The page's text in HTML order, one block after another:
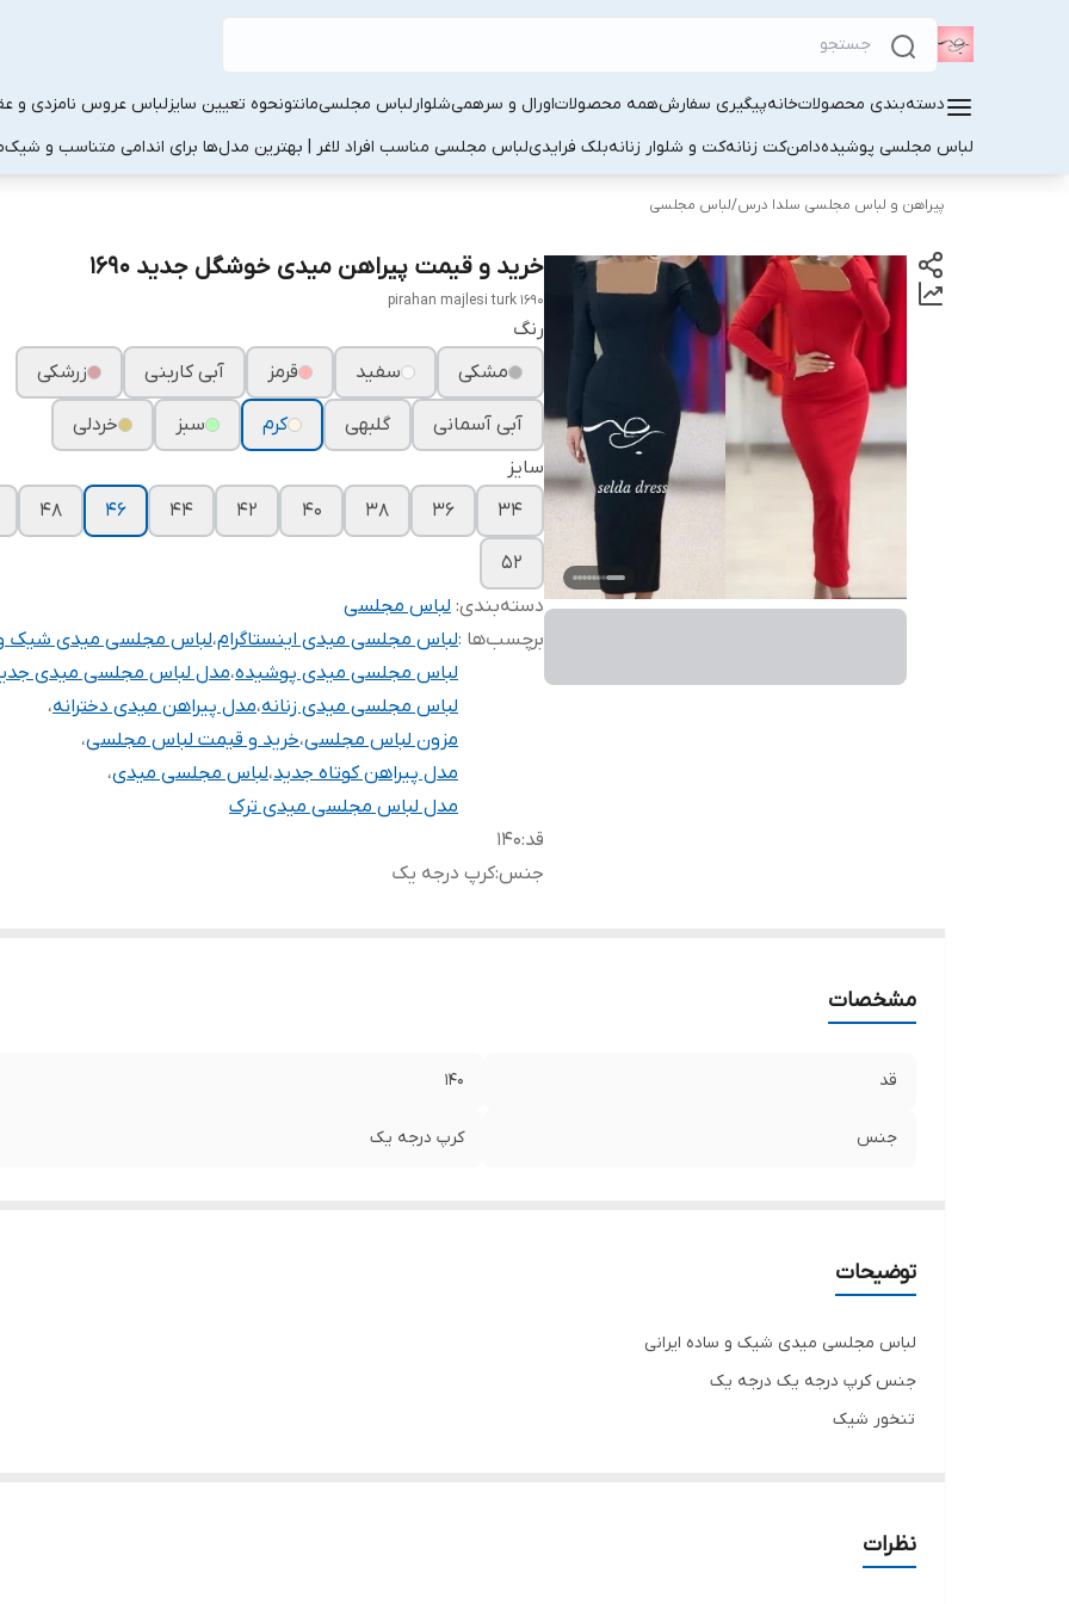
دسته‌بندی محصولاتخانهپیگیری سفارشهمه محصولاتاورال و سرهمیشلوارلباس مجلسیمانتونحوه تعیین سایزلباس عروس نامزدی و
لباس مجلسی پوشیدهدامنکت زنانهکت و شلوار زنانهبلک فرایدیلباس مجلسی مناسب افراد لاغر | بهترین مدل‌ها برای اندامی متناسب و شیک
پیراهن و لباس مجلسی سلدا درس/لباس مجلسی
خرید و قیمت پیراهن میدی خوشگل جدید ۱۶۹۰
pirahan majlesi turk 1690
رنگ
مشکی
سفید قرمز آبی کاربنی زرشکی
آبی آسمانی گلبهی کرم سبز
خردلی
سایز
۳۴
۳۶ ۳۸ ۴۰ ۴۲ ۴۴ ۴۶ ۴۸
۵۲
دسته‌بندی: لباس مجلسی
برچسب‌ها :لباس مجلسی میدی اینستاگرام،لباس مجلسی میدی شیک
لباس مجلسی میدی پوشیده،مدل لباس مجلسی میدی
لباس مجلسی میدی زنانه،مدل پیراهن میدی دخترانه،
مزون لباس مجلسی،خرید و قیمت لباس مجلسی،
مدل پیراهن کوتاه جدید،لباس مجلسی میدی،
مدل لباس مجلسی میدی ترک
قد:۱۴۰
جنس:کرپ درجه یک
مشخصات
قد ۱۴۰
جنس کرپ درجه یک
توضیحات
لباس مجلسی میدی شیک و ساده ایرانی
جنس کرپ درجه یک درجه یک
تنخور شیک
.
.
نظرات